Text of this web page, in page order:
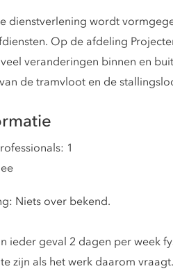
dienstverlening wordt
Op de afdeling
veranderingen binnen en
de tramvloot en de
1
Niets over bekend.
ieder geval 2 dagen per week
zijn als het werk daarom vraagt.